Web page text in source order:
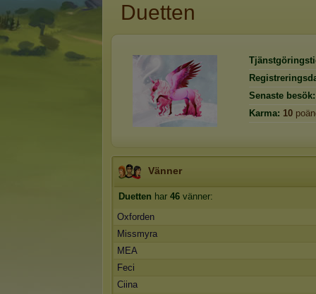
Duetten
Senaste besök:
Karma: 10
Vänner
Duetten har 46 vänner:
Oxforden
Missmyra
MEA
Feci
Ciina